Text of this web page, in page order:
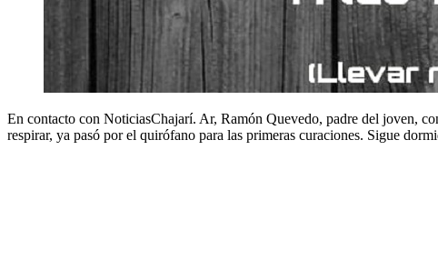
En contacto con NoticiasChajarí. Ar, Ramón Quevedo, padre del joven,
respirar, ya pasó por el quirófano para las primeras curaciones. Sigue